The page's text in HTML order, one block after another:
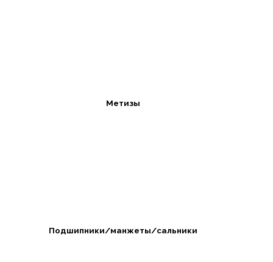
Метизы
Подшипники/манжеты/сальники